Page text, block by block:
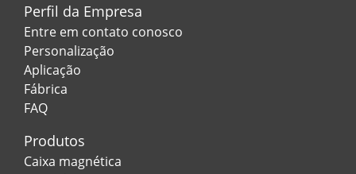
Perfil da Empresa
Entre em contato conosco
Personalização
Aplicação
Fábrica
FAQ
Produtos
Caixa magnética